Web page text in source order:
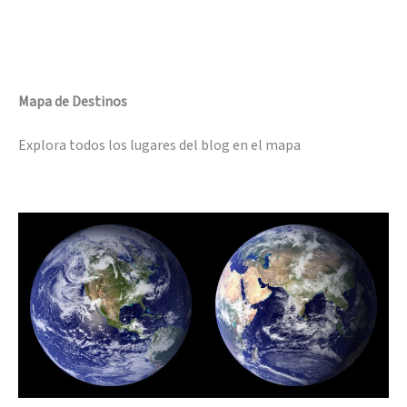
Mapa de Destinos
Explora todos los lugares del blog en el mapa